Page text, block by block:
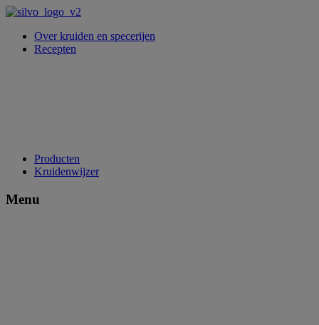
Over kruiden en specerijen
Recepten
Producten
Kruidenwijzer
Menu